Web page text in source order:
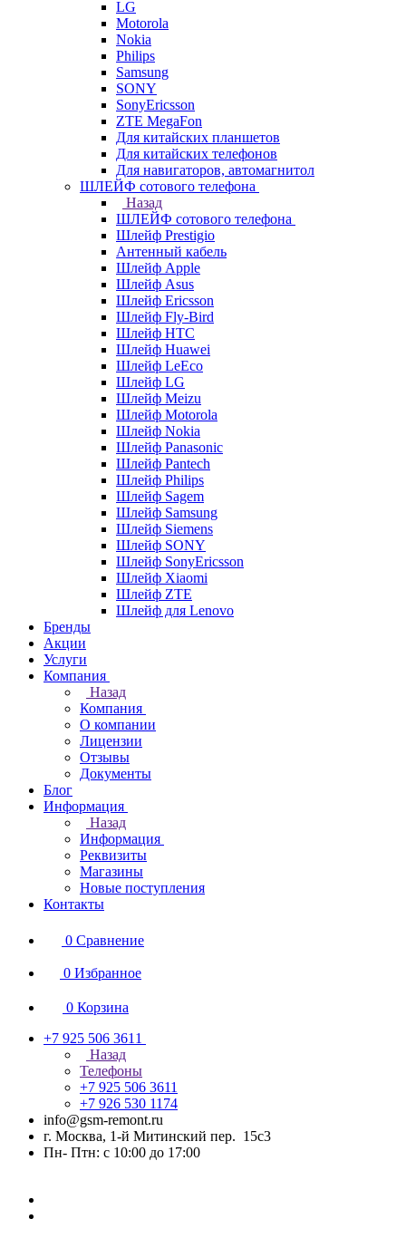
LG
Motorola
Nokia
Philips
Samsung
SONY
SonyEricsson
ZTE MegaFon
Для китайских планшетов
Для китайских телефонов
Для навигаторов, автомагнитол
ШЛЕЙФ сотового телефона
Назад
ШЛЕЙФ сотового телефона
Шлейф Prestigio
Антенный кабель
Шлейф Apple
Шлейф Asus
Шлейф Ericsson
Шлейф Fly-Bird
Шлейф HTC
Шлейф Huawei
Шлейф LeEco
Шлейф LG
Шлейф Meizu
Шлейф Motorola
Шлейф Nokia
Шлейф Panasonic
Шлейф Pantech
Шлейф Philips
Шлейф Sagem
Шлейф Samsung
Шлейф Siemens
Шлейф SONY
Шлейф SonyEricsson
Шлейф Xiaomi
Шлейф ZTE
Шлейф для Lenovo
Бренды
Акции
Услуги
Компания
Назад
Компания
О компании
Лицензии
Отзывы
Документы
Блог
Информация
Назад
Информация
Реквизиты
Магазины
Новые поступления
Контакты
0 Сравнение
0 Избранное
0 Корзина
+7 925 506 3611
Назад
Телефоны
+7 925 506 3611
+7 926 530 1174
info@gsm-remont.ru
г. Москва, 1-й Митинский пер. 15с3
Пн- Птн: с 10:00 до 17:00